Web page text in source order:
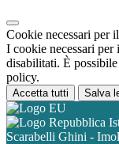
Cookie necessari per
I cookie necessari per
disabilitati. È
policy.
Accetta tutti Salva
Scarabelli Ghini -